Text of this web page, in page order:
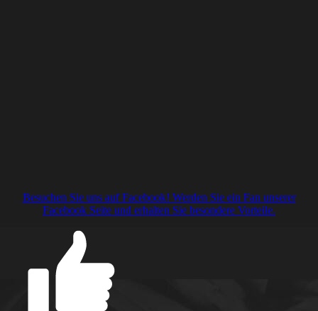
Besuchen Sie uns auf Facebook! Werden Sie ein Fan unserer
Facebook Seite und erhalten Sie besondere Vorteile.